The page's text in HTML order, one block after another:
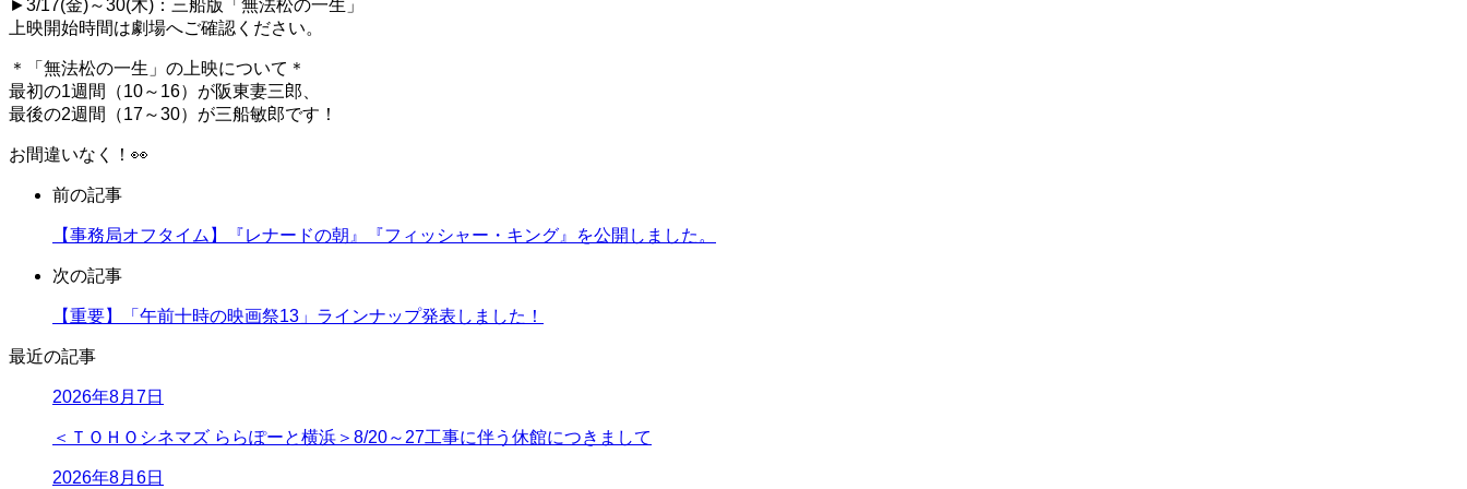
►3/17(金)～30(木)：三船版「無法松の一生」
上映開始時間は劇場へご確認ください。
＊「無法松の一生」の上映について＊
最初の1週間（10～16）が阪東妻三郎、
最後の2週間（17～30）が三船敏郎です！
お間違いなく！👀
前の記事
【事務局オフタイム】『レナードの朝』『フィッシャー・キング』を公開しました。
次の記事
【重要】「午前十時の映画祭13」ラインナップ発表しました！
最近の記事
2026年8月7日
＜ＴＯＨＯシネマズ ららぽーと横浜＞8/20～27工事に伴う休館につきまして
2026年8月6日